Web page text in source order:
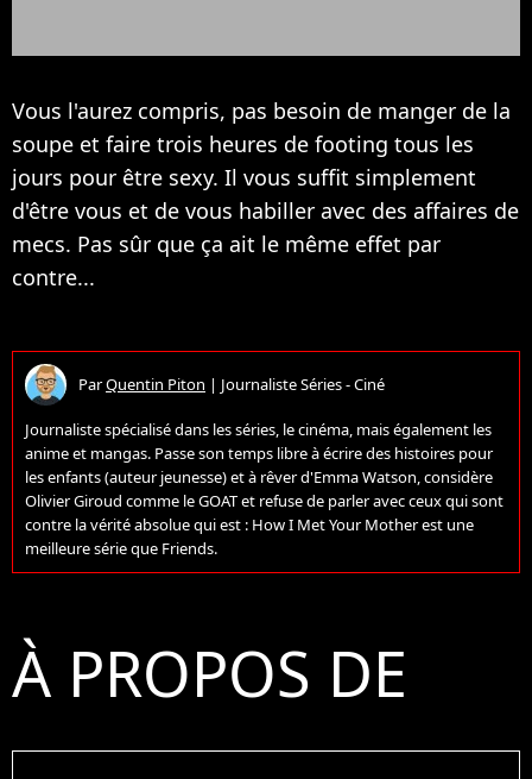
Vous l'aurez compris, pas besoin de manger de la
soupe et faire trois heures de footing tous les
jours pour être sexy. Il vous suffit simplement
d'être vous et de vous habiller avec des affaires de
mecs. Pas sûr que ça ait le même effet par
contre...
ParQuentin Piton | Journaliste Séries - Ciné
Journaliste spécialisé dans les séries, le cinéma, mais également les
anime et mangas. Passe son temps libre à écrire des histoires pour
les enfants (auteur jeunesse) et à rêver d'Emma Watson, considère
Olivier Giroud comme le GOAT et refuse de parler avec ceux qui sont
contre la vérité absolue qui est : How I Met Your Mother est une
meilleure série que Friends.
À PROPOS DE